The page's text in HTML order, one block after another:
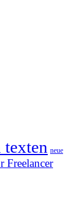
neue
Freelancer